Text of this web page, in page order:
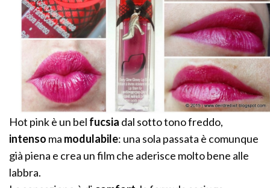
Hot pink è un bel fucsia dal sotto tono freddo,
intenso ma modulabile: una sola passata è comunque
già piena e crea un film che aderisce molto bene alle
labbra.